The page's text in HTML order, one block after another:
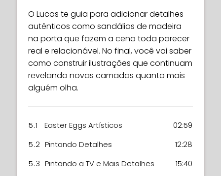
O Lucas te guia para adicionar detalhes
autênticos como sandálias de madeira
na porta que fazem a cena toda parecer
real e relacionável. No final, você vai saber
como construir ilustrações que continuam
revelando novas camadas quanto mais
alguém olha.
5.1 Easter Eggs Artísticos
02:59
5.2 Pintando Detalhes
12:28
5.3 Pintando a TV e Mais Detalhes
15:40